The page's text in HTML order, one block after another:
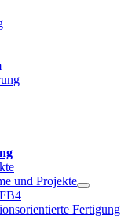
und Projekte
Fertigung